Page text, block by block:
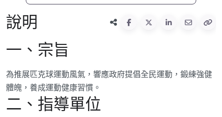
說明
一、宗旨
為推展匹克球運動風氣，響應政府提倡全民運動，鍛練強健
體魄，養成運動健康習慣。
二、指導單位